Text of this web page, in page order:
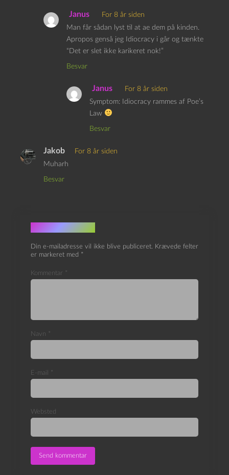
Janus
For 8 år siden
Man får sådan lyst til at ae dem på kinden.
Apropos genså jeg Idiocracy i går og tænkte
“Det er slet ikke karikeret nok!”
Besvar
Janus
For 8 år siden
Symptom: Idiocracy rammes af Poe’s
Law
Besvar
Jakob
For 8 år siden
Muharh
Besvar
Skriv et svar
Din e-mailadresse vil ikke blive publiceret. Krævede felter
er markeret med *
Kommentar *
Navn *
E-mail *
Websted